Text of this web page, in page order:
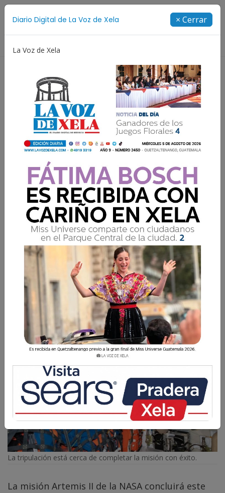
Diario Digital de La Voz de Xela × Cerrar
La Voz de Xela
de Bandas 2026
Artemis II amerizará en el
Pacífico tras reingreso
extremo
Este viernes terminará oficialmente la histórica
misión Artemis II.
La Voz de Xela 10 Abril 2026 08:22
La tripulación está cerca de completar la misión con éxito.
La misión Artemis II de la NASA concluirá este